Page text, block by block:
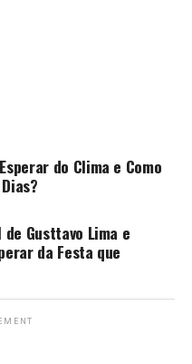
do Clima e Como
Gusttavo Lima e
da Festa que